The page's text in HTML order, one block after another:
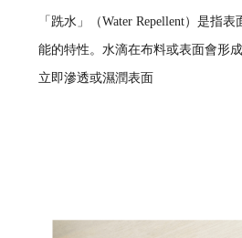
「跣水」（Water Repellent）是指
能的特性。水滴在布料或表面會形
立即滲透或濕潤表面